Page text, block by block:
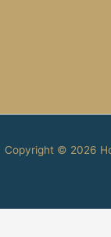
Copyright © 2026